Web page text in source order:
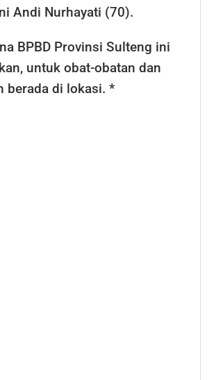
Andi Nurhayati (70).
BPBD Provinsi Sulteng ini
untuk obat-obatan dan
berada di lokasi. *